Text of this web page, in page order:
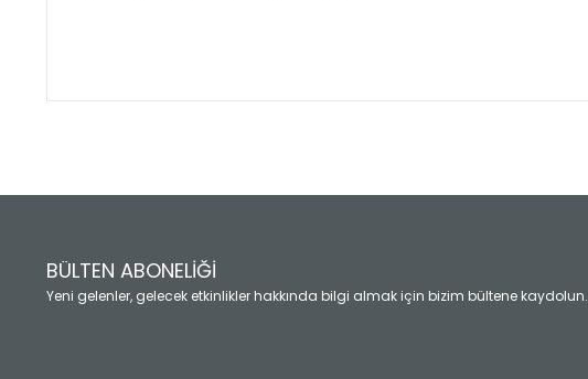
Ürün açıklamasında eksik bilgiler bulunuyor.
Ürün fiyatı diğer sitelerden daha pahalı.
Bu ürüne benzer farklı alternatifler olmalı.
BÜLTEN ABONELİĞİ
Yeni gelenler, gelecek etkinlikler hakkında bilgi almak için bizim bültene kaydolun.